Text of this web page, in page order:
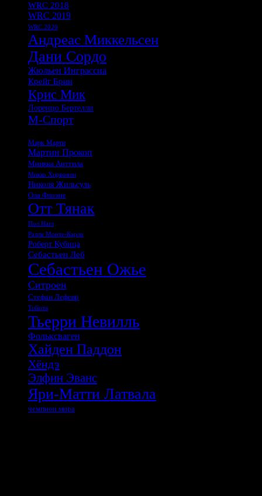
WRC 2018
WRC 2019
WRC 2020
Андреас Миккельсен
Дани Сордо
Жюльен Инграссиа
Крейг Брин
Крис Мик
Лоренцо Бертелли
М-Спорт
Марк Марти
Мартин Прокоп
Миикка Анттила
Микко Хирвонен
Николя Жильсуль
Ола Флоэне
Отт Тянак
Пол Нагл
Ралли Монте-Карло
Роберт Кубица
Себастьен Леб
Себастьен Ожье
Ситроен
Стефан Лефевр
Тойота
Тьерри Невилль
Фольксваген
Хайден Паддон
Хёндэ
Элфин Эванс
Яри-Матти Латвала
чемпион мира